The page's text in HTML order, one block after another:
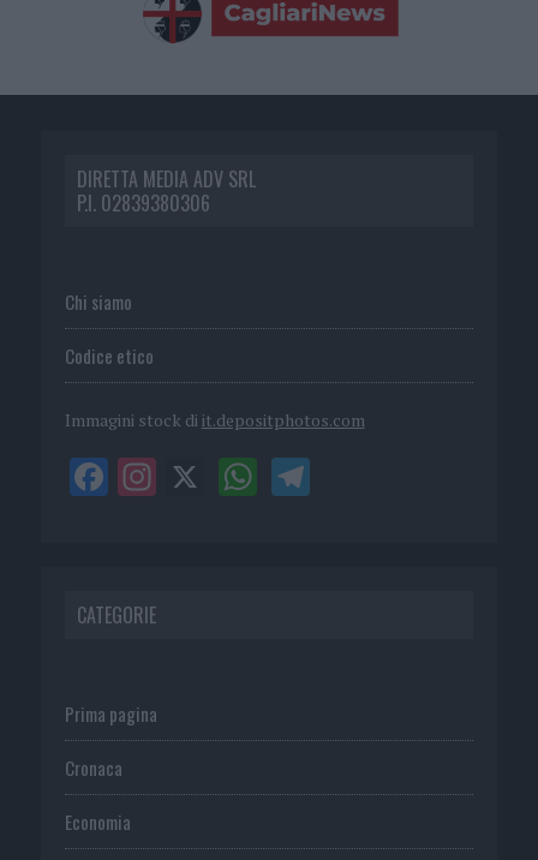
DIRETTA MEDIA ADV SRL
P.I. 02839380306
Chi siamo
Codice etico
Immagini stock di it.depositphotos.com
CATEGORIE
Prima pagina
Cronaca
Economia